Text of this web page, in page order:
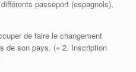
passeport (espagnols),
de faire le changement
de son pays. (« 2. Inscription